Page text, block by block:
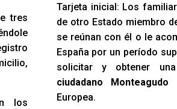
tres
los
Tarjeta inicial: Los
de otro Estado miembro
se reúnan con él o le
España por un período
solicitar y obtener
ciudadano
Europea.